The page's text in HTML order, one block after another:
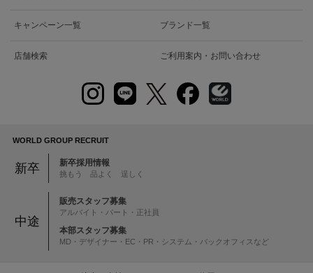
キャンペーン一覧 ブランド一覧
店舗検索 ご利用案内・お問い合わせ
WORLD GROUP RECRUIT
新卒 新卒採用情報
挑もう 品よく 逞しく
中途
販売スタッフ募集
アルバイト・パート・正社員
本部スタッフ募集
MD・デザイナー・EC・PR・システム・バックオフィスなど